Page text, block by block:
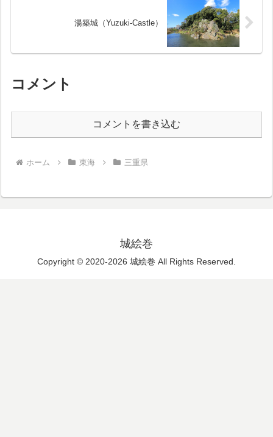
湯築城（Yuzuki-Castle）
コメント
コメントを書き込む
ホーム 東海 三重県
城絵巻
Copyright © 2020-2026 城絵巻 All Rights Reserved.